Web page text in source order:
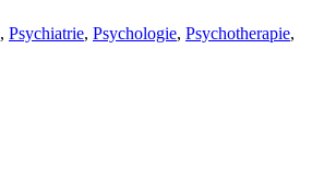
, Psychiatrie, Psychologie, Psychotherapie,